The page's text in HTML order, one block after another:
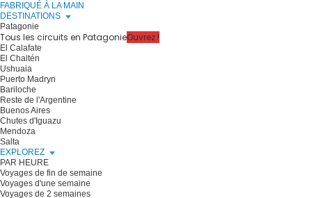
FABRIQUÉ À LA MAIN
DESTINATIONS
Patagonie
Tous les circuits en PatagonieOuvrez !
El Calafate
El Chaltén
Ushuaia
Puerto Madryn
Bariloche
Reste de l'Argentine
Buenos Aires
Chutes d'Iguazu
Mendoza
Salta
EXPLOREZ
PAR HEURE
Voyages de fin de semaine
Voyages d'une semaine
Voyages de 2 semaines